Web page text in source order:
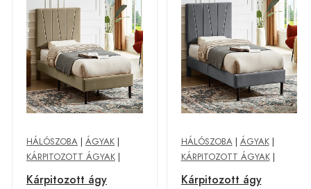
HÁLÓSZOBA | ÁGYAK |
KÁRPITOZOTT ÁGYAK |
Kárpitozott ágy
HÁLÓSZOBA| ÁGYAK|
KÁRPITOZOTT ÁGYAK|
Kárpitozott ágy